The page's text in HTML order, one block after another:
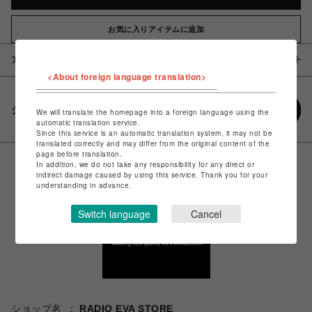
お気に入りアイテムに追加
アイテム説明 / 素材
シェアする
ショップ名 RADIO EVA STORE
<About foreign language translation>
We will translate the homepage into a foreign language using the
automatic translation service.
Since this service is an automatic translation system, it may not be
translated correctly and may differ from the original content of the
page before translation.
In addition, we do not take any responsibility for any direct or
indirect damage caused by using this service. Thank you for your
understanding in advance.
Switch language Cancel